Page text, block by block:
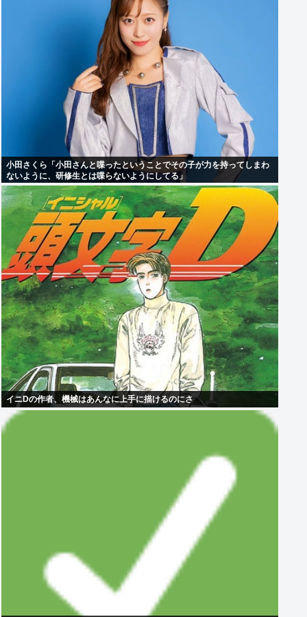
小田さくら「小田さんと喋ったということでその子が力を持ってしまわ
ないように、研修生とは喋らないようにしてる」
イニDの作者、機械はあんなに上手に描けるのにさ